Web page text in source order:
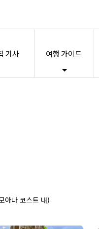
기사 여행 가이드
아나 코스트 내)